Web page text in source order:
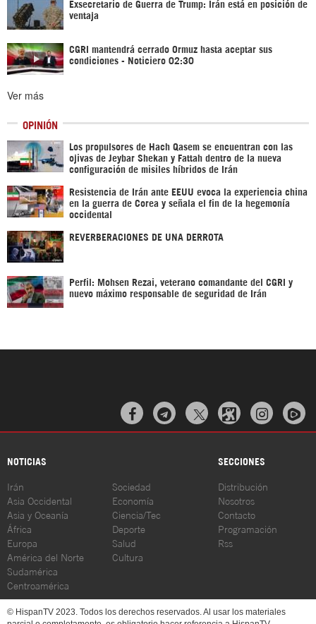
Exsecretario de Guerra de Trump: Irán está en posición de
ventaja
CGRI mantendrá cerrado Ormuz hasta aceptar sus
condiciones - Noticiero 02:30
Ver más
OPINIÓN
Los propulsores de Hach Qasem se encuentran con las
ojivas de Jeybar Shekan y Fattah dentro de la nueva
configuración de misiles híbridos de Irán
Resistencia de Irán ante EEUU evoca la experiencia china
en la guerra de Corea y señala el fin de la hegemonía
occidental
REVERBERACIONES DE UNA DERROTA
Perfil: Mohsen Rezai, veterano comandante del CGRI y
nuevo máximo responsable de seguridad de Irán
  
NOTICIAS SECCIONES
Irán
Asia Occidental
Asia y Oceanía
África
Europa
América del Norte
Sudamérica
Centroamérica
Sociedad
Economía
Ciencia/Tec
Deporte
Salud
Cultura
Distribución
Nosotros
Contacto
Programación
Rss
© HispanTV 2023. Todos los derechos reservados. Al usar los materiales